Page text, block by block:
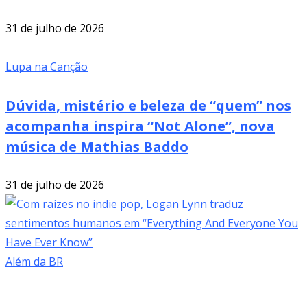
31 de julho de 2026
Lupa na Canção
Dúvida, mistério e beleza de “quem” nos
acompanha inspira “Not Alone”, nova
música de Mathias Baddo
31 de julho de 2026
Além da BR